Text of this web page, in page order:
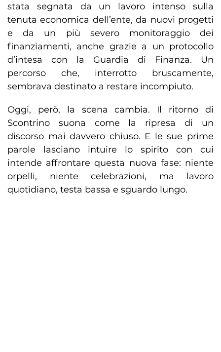
stata segnata da un lavoro intenso sulla
tenuta economica dell’ente, da nuovi progetti
e da un più severo monitoraggio dei
finanziamenti, anche grazie a un protocollo
d’intesa con la Guardia di Finanza. Un
percorso che, interrotto bruscamente,
sembrava destinato a restare incompiuto.
Oggi, però, la scena cambia. Il ritorno di
Scontrino suona come la ripresa di un
discorso mai davvero chiuso. E le sue prime
parole lasciano intuire lo spirito con cui
intende affrontare questa nuova fase: niente
orpelli, niente celebrazioni, ma lavoro
quotidiano, testa bassa e sguardo lungo.